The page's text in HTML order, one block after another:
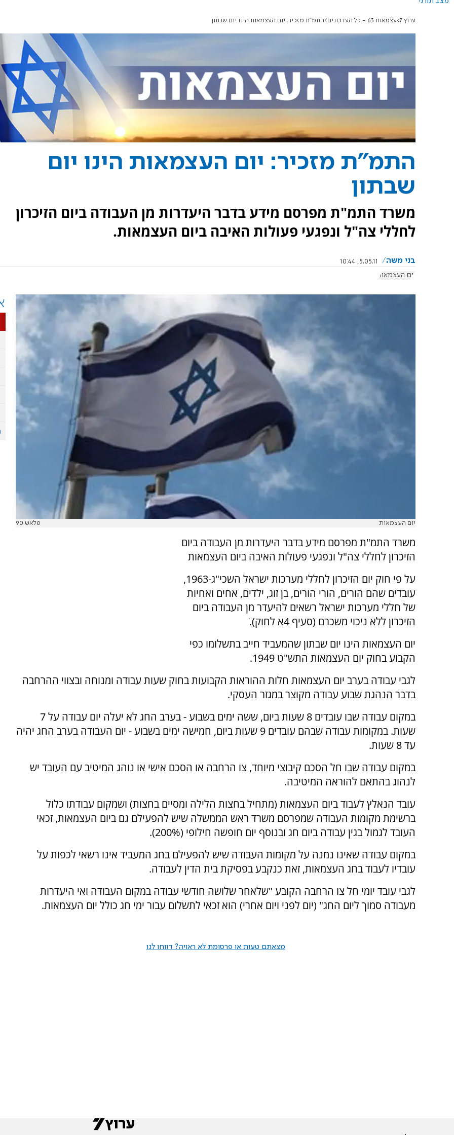
ערוץ 7 עצמאות 63 - כל העדכונים התמ"ת מזכיר: יום העצמאות הינו יום שבתון
התמ"ת מזכיר: יום העצמאות הינו יום
שבתון
משרד התמ"ת מפרסם מידע בדבר היעדרות מן העבודה ביום הזיכרון
לחללי צה"ל ונפגעי פעולות האיבה ביום העצמאות.
בני משה
5.05.11, 10:44
יום העצמאות
יום העצמאות פלאש 90
משרד התמ"ת מפרסם מידע בדבר היעדרות מן העבודה ביום
הזיכרון לחללי צה"ל ונפגעי פעולות האיבה ביום העצמאות
על פי חוק יום הזיכרון לחללי מערכות ישראל השכי"ג-1963,
עובדים שהם הורים, הורי הורים, בן זוג, ילדים, אחים ואחיות
של חללי מערכות ישראל רשאים להיעדר מן העבודה ביום
הזיכרון ללא ניכוי משכרם (סעיף 4א לחוק).ׂ
יום העצמאות הינו יום שבתון שהמעביד חייב בתשלומו כפי
הקבוע בחוק יום העצמאות התש"ט 1949.
לגבי עבודה בערב יום העצמאות חלות ההוראות הקבועות בחוק שעות עבודה ומנוחה ובצווי ההרחבה
בדבר הנהגת שבוע עבודה מקוצר במגזר העסקי.
במקום עבודה שבו עובדים 8 שעות ביום, ששה ימים בשבוע - בערב החג לא יעלה יום עבודה על 7
שעות. במקומות עבודה שבהם עובדים 9 שעות ביום, חמישה ימים בשבוע - יום העבודה בערב החג יהיה
עד 8 שעות.
במקום עבודה שבו חל הסכם קיבוצי מיוחד, צו הרחבה או הסכם אישי או נוהג המיטיב עם העובד יש
לנהוג בהתאם להוראה המיטיבה.
עובד הנאלץ לעבוד ביום העצמאות (מתחיל בחצות הלילה ומסיים בחצות) ושמקום עבודתו כלול
ברשימת מקומות העבודה שמפרסם משרד ראש הממשלה שיש להפעילם גם ביום העצמאות, זכאי
העובד לגמול בגין עבודה ביום חג ובנוסף יום חופשה חילופי (200%).
במקום עבודה שאינו נמנה על מקומות העבודה שיש להפעילם בחג המעביד אינו רשאי לכפות על
עובדיו לעבוד בחג העצמאות, זאת כנקבע בפסיקת בית הדין לעבודה.
לגבי עובד יומי חל צו הרחבה הקובע "שלאחר שלושה חודשי עבודה במקום העבודה ואי היעדרות
מעבודה סמוך ליום החג" (יום לפני ויום אחרי) הוא זכאי לתשלום עבור ימי חג כולל יום העצמאות.
מצאתם טעות או פרסומת לא ראויה? דווחו לנו